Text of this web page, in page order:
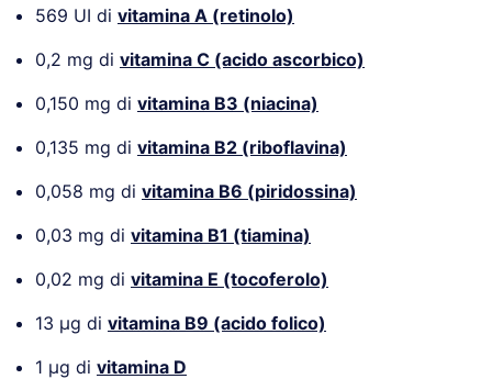
569 UI di vitamina A (retinolo)
0,2 mg di vitamina C (acido ascorbico)
0,150 mg di vitamina B3 (niacina)
0,135 mg di vitamina B2 (riboflavina)
0,058 mg di vitamina B6 (piridossina)
0,03 mg di vitamina B1 (tiamina)
0,02 mg di vitamina E (tocoferolo)
13 µg di vitamina B9 (acido folico)
1 µg di vitamina D